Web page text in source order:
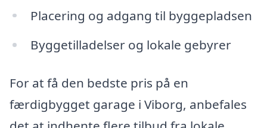
Placering og adgang til byggepladsen
Byggetilladelser og lokale gebyrer
For at få den bedste pris på en
færdigbygget garage i Viborg, anbefales